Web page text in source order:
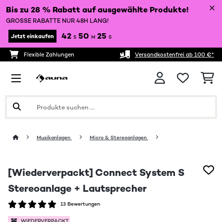
Bis zu 28 % Rabatt auf ausgewählte Produkte!
GROSSE RABATTE NUR 48H LANG!
Jetzt einkaufen 42 S 50 M 24 S
Flexible Zahlungen Versandkostenfrei ab 100 €*
Musikanlagen Micro & Stereoanlagen
[Wiederverpackt] Connect System S
Stereoanlage + Lautsprecher
13 Bewertungen